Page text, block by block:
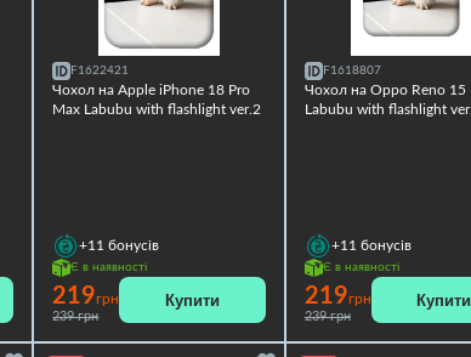
F1622421
Чохол на Apple iPhone 18 Pro
Max Labubu with flashlight ver.2
+11 бонусів
Є в наявності
219грн
239 грн
Купити
F1618807
Чохол на Oppo Reno 15
Labubu with flashlight
+11 бонусів
Є в наявності
219грн
239 грн
Купити